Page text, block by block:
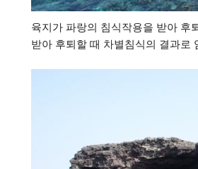
육지가 파랑의 침식작용을 받아 후
받아 후퇴할 때 차별침식의 결과로